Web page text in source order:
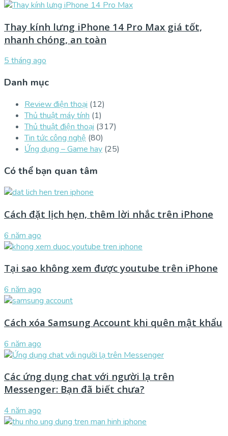
Thay kính lưng iPhone 14 Pro Max giá tốt,
nhanh chóng, an toàn
5 tháng ago
Danh mục
Review điện thoại (12)
Thủ thuật máy tính (1)
Thủ thuật điện thoại (317)
Tin tức công nghệ (80)
Ứng dụng – Game hay (25)
Có thể bạn quan tâm
Cách đặt lịch hẹn, thêm lời nhắc trên iPhone
6 năm ago
Tại sao không xem được youtube trên iPhone
6 năm ago
Cách xóa Samsung Account khi quên mật khẩu
6 năm ago
Các ứng dụng chat với người lạ trên
Messenger: Bạn đã biết chưa?
4 năm ago